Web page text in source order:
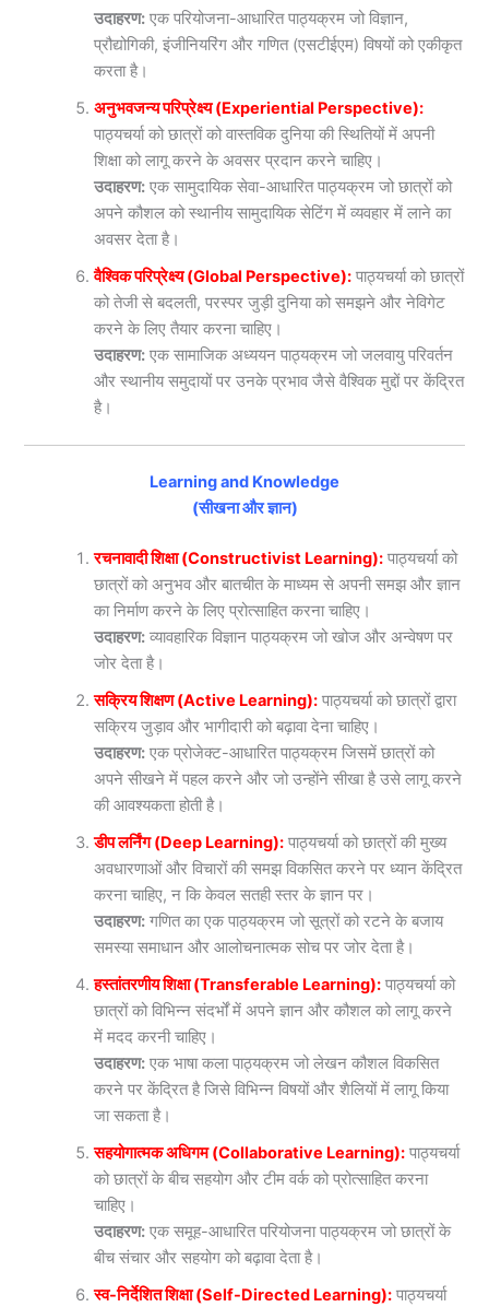
उदाहरण: एक परियोजना-आधारित पाठ्यक्रम जो विज्ञान,
प्रौद्योगिकी, इंजीनियरिंग और गणित (एसटीईएम) विषयों को एकीकृत
करता है।
अनुभवजन्य परिप्रेक्ष्य (Experiential Perspective):
पाठ्यचर्या को छात्रों को वास्तविक दुनिया की स्थितियों में अपनी
शिक्षा को लागू करने के अवसर प्रदान करने चाहिए।
उदाहरण: एक सामुदायिक सेवा-आधारित पाठ्यक्रम जो छात्रों को
अपने कौशल को स्थानीय सामुदायिक सेटिंग में व्यवहार में लाने का
अवसर देता है।
वैश्विक परिप्रेक्ष्य (Global Perspective): पाठ्यचर्या को छात्रों
को तेजी से बदलती, परस्पर जुड़ी दुनिया को समझने और नेविगेट
करने के लिए तैयार करना चाहिए।
उदाहरण: एक सामाजिक अध्ययन पाठ्यक्रम जो जलवायु परिवर्तन
और स्थानीय समुदायों पर उनके प्रभाव जैसे वैश्विक मुद्दों पर केंद्रित
है।
Learning and Knowledge
(सीखना और ज्ञान)
रचनावादी शिक्षा (Constructivist Learning): पाठ्यचर्या को
छात्रों को अनुभव और बातचीत के माध्यम से अपनी समझ और ज्ञान
का निर्माण करने के लिए प्रोत्साहित करना चाहिए।
उदाहरण: व्यावहारिक विज्ञान पाठ्यक्रम जो खोज और अन्वेषण पर
जोर देता है।
सक्रिय शिक्षण (Active Learning): पाठ्यचर्या को छात्रों द्वारा
सक्रिय जुड़ाव और भागीदारी को बढ़ावा देना चाहिए।
उदाहरण: एक प्रोजेक्ट-आधारित पाठ्यक्रम जिसमें छात्रों को
अपने सीखने में पहल करने और जो उन्होंने सीखा है उसे लागू करने
की आवश्यकता होती है।
डीप लर्निंग (Deep Learning): पाठ्यचर्या को छात्रों की मुख्य
अवधारणाओं और विचारों की समझ विकसित करने पर ध्यान केंद्रित
करना चाहिए, न कि केवल सतही स्तर के ज्ञान पर।
उदाहरण: गणित का एक पाठ्यक्रम जो सूत्रों को रटने के बजाय
समस्या समाधान और आलोचनात्मक सोच पर जोर देता है।
हस्तांतरणीय शिक्षा (Transferable Learning): पाठ्यचर्या को
छात्रों को विभिन्न संदर्भों में अपने ज्ञान और कौशल को लागू करने
में मदद करनी चाहिए।
उदाहरण: एक भाषा कला पाठ्यक्रम जो लेखन कौशल विकसित
करने पर केंद्रित है जिसे विभिन्न विषयों और शैलियों में लागू किया
जा सकता है।
सहयोगात्मक अधिगम (Collaborative Learning): पाठ्यचर्या
को छात्रों के बीच सहयोग और टीम वर्क को प्रोत्साहित करना
चाहिए।
उदाहरण: एक समूह-आधारित परियोजना पाठ्यक्रम जो छात्रों के
बीच संचार और सहयोग को बढ़ावा देता है।
स्व-निर्देशित शिक्षा (Self-Directed Learning): पाठ्यचर्या